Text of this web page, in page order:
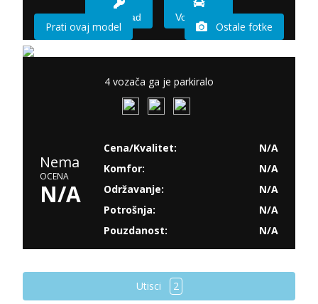
Imam sad Vozio sam
Prati ovaj model Ostale fotke
4 vozača ga je parkiralo
Nema
OCENA
N/A
Cena/Kvalitet:
N/A
Komfor:
N/A
Održavanje:
N/A
Potrošnja:
N/A
Pouzdanost:
N/A
Utisci 2